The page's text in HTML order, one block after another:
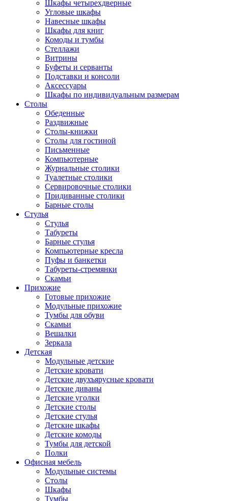
Шкафы четырехдверные
Угловые шкафы
Навесные шкафы
Шкафы для книг
Комоды и тумбы
Стеллажи
Витрины
Буфеты и серванты
Подставки и консоли
Аксессуары
Шкафы по индивидуальным размерам
Столы
Обеденные
Раздвижные
Столы-книжки
Столы для гостиной
Письменные
Компьютерные
Журнальные столики
Туалетные столики
Сервировочные столики
Придиванные столики
Барные столы
Стулья
Стулья
Табуреты
Барные стулья
Компьютерные кресла
Пуфы и банкетки
Табуреты-стремянки
Скамьи
Прихожие
Готовые прихожие
Модульные прихожие
Тумбы для обуви
Скамьи
Вешалки
Зеркала
Детская
Модульные детские
Детские кровати
Детские двухъярусные кровати
Детские диваны
Детские уголки
Детские столы
Детские стулья
Детские шкафы
Детские комоды
Тумбы для детской
Полки
Офисная мебель
Модульные системы
Столы
Шкафы
Тумбы